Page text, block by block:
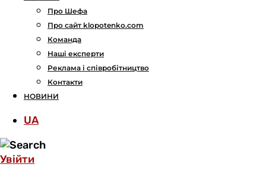
Про Шефа
Про сайт klopotenko.com
Команда
Наші експерти
Реклама і співробітництво
Контакти
НОВИНИ
UA
Увійти